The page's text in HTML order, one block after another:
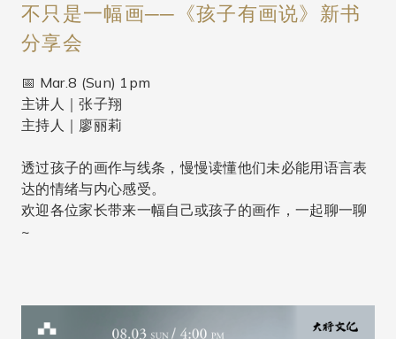
不只是一幅画──《孩子有画说》新书
分享会
📅 Mar.8 (Sun) 1pm
主讲人｜张子翔
主持人｜廖丽莉
透过孩子的画作与线条，慢慢读懂他们未必能用语言表
达的情绪与内心感受。
欢迎各位家长带来一幅自己或孩子的画作，一起聊一聊
~